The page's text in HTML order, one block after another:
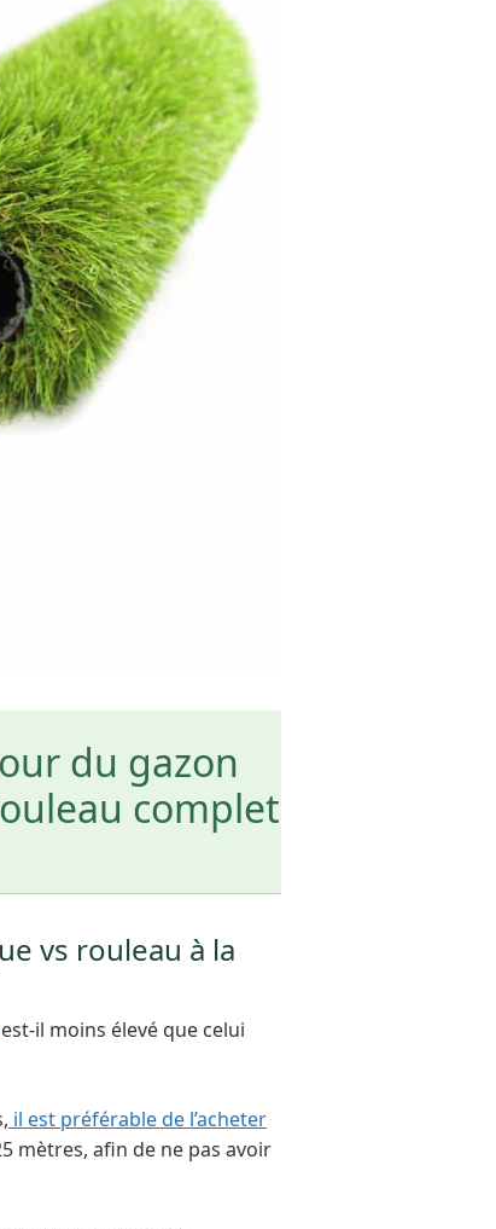
du gazon
complet
vs rouleau à la
est-il moins élevé que celui
il est préférable de l’acheter
mètres, afin de ne pas avoir